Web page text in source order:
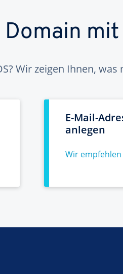
mit
Wir zeigen Ihnen, was
E-Mail-
anlegen
Wir empfehlen